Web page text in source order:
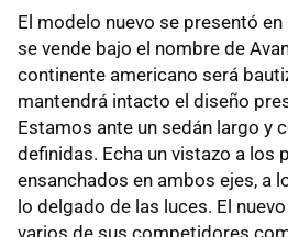
El modelo nuevo se presentó en
se vende bajo el nombre de
continente americano será
mantendrá intacto el diseño
Estamos ante un sedán largo y
definidas. Echa un vistazo a los
ensanchados en ambos ejes, a
lo delgado de las luces. El